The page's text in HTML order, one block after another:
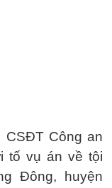
CSĐT Công an
tố vụ án về tội
Đông, huyện